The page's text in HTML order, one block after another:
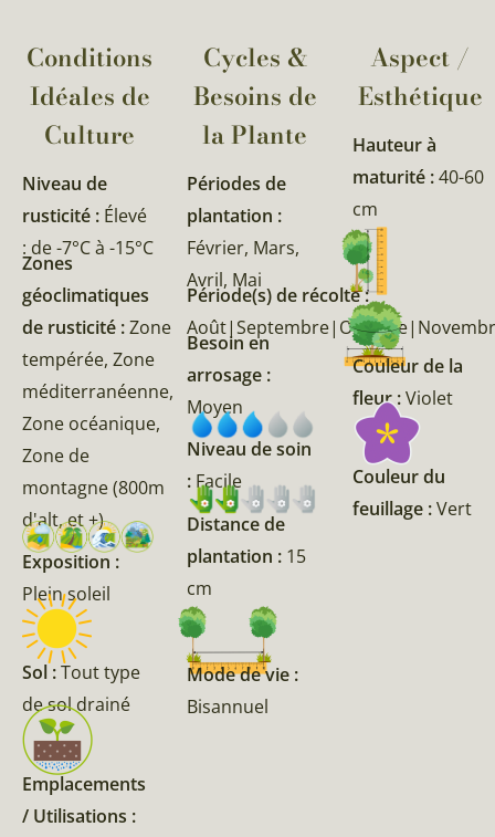
Conditions
Idéales de
Culture
Niveau de
rusticité : Élevé
: de -7°C à -15°C
Zones
géoclimatiques
de rusticité :Zone
tempérée, Zone
méditerranéenne,
Zone océanique,
Zone de
montagne (800m
d'alt, et +)
Exposition :
Plein soleil
Sol :Tout type
de sol drainé
Emplacements
/ Utilisations :
Cycles &
Besoins de
la Plante​
Périodes de
plantation :
Février, Mars,
Avril, Mai
Période(s) de récolte :
Besoin en
arrosage :
Moyen
Niveau de soin
: Facile
Distance de
plantation : 15
cm
Mode de vie :
Bisannuel
Aspect /
Esthétique
Hauteur à
maturité :40-60
cm
Couleur de la
fleur :Violet
Couleur du
feuillage :Vert